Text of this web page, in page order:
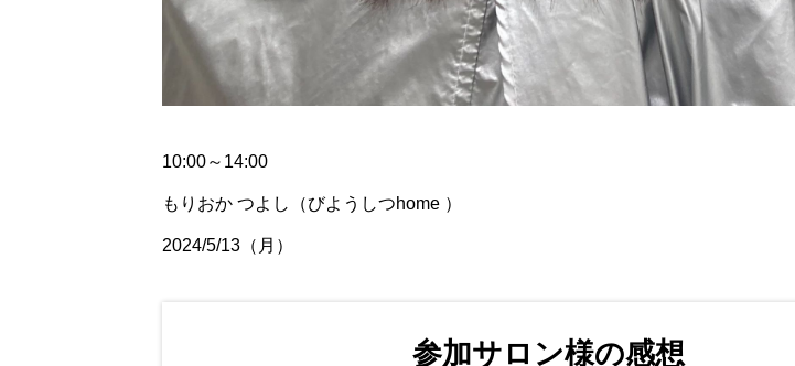
10:00～14:00
もりおか つよし（びようしつhome ）
2024/5/13（月）
参加サロン様の感想